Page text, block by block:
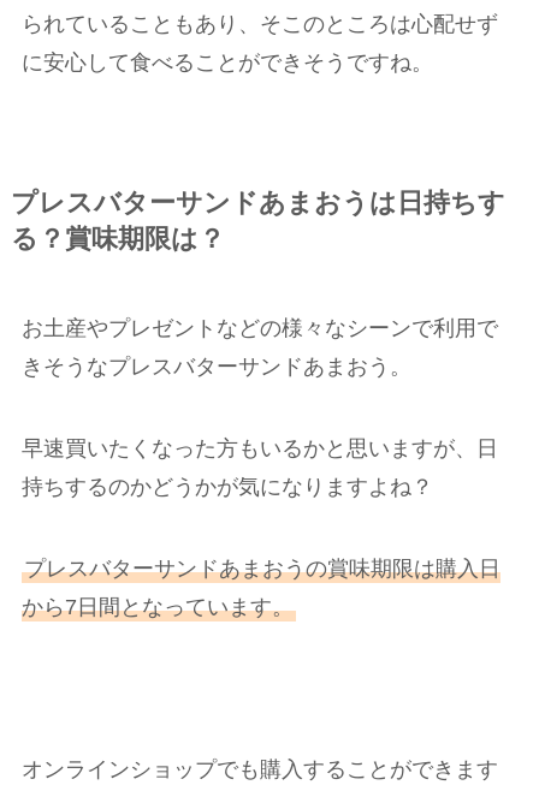
られていることもあり、そこのところは心配せず
に安心して食べることができそうですね。
プレスバターサンドあまおうは日持ちす
る？賞味期限は？
お土産やプレゼントなどの様々なシーンで利用で
きそうなプレスバターサンドあまおう。
早速買いたくなった方もいるかと思いますが、日
持ちするのかどうかが気になりますよね？
プレスバターサンドあまおうの賞味期限は購入日
から7日間となっています。
オンラインショップでも購入することができます